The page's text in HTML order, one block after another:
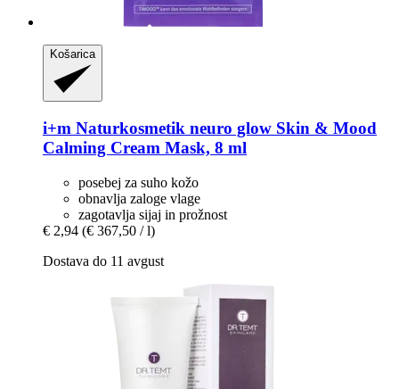
Košarica
i+m Naturkosmetik neuro glow Skin & Mood
Calming Cream Mask, 8 ml
posebej za suho kožo
obnavlja zaloge vlage
zagotavlja sijaj in prožnost
€ 2,94 (€ 367,50 / l)
Dostava do 11 avgust